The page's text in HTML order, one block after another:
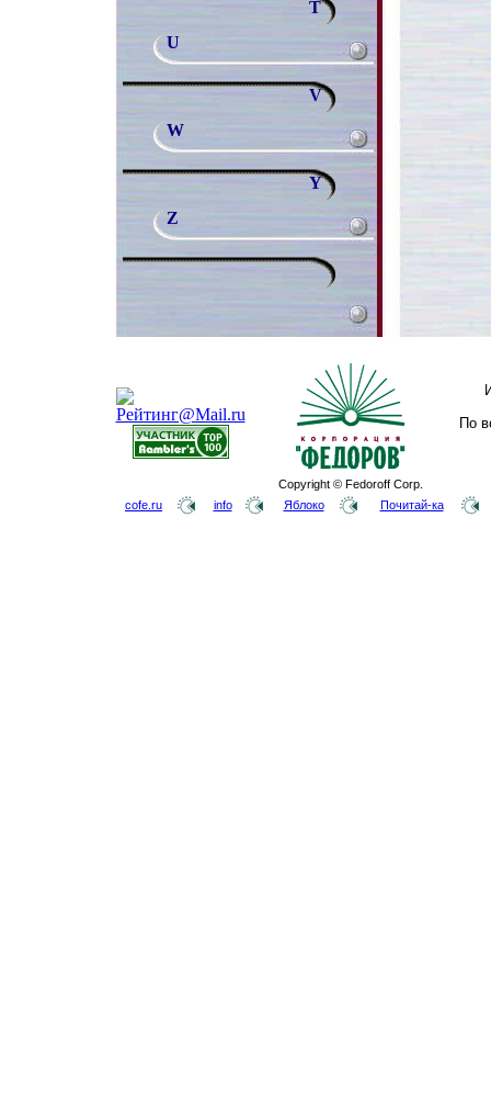
T
U
V
W
Y
Z
Copyright © Fedoroff Corp.
По
cofe.ru info Яблоко Почитай-ка